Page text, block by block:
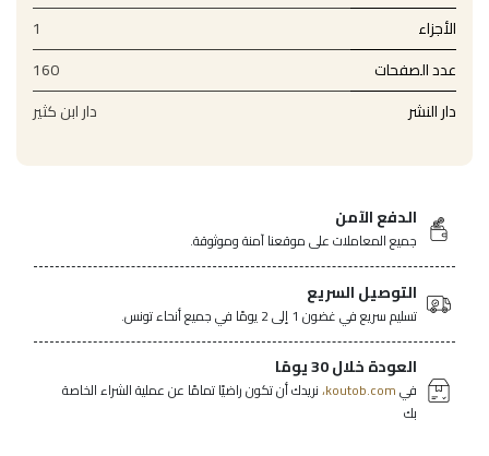
الأجزاء
1
عدد الصفحات
160
دار النشر
دار ابن كثير
الدفع الآمن
جميع المعاملات على موقعنا آمنة وموثوقة.
التوصيل السريع
تسليم سريع في غضون 1 إلى 2 يومًا في جميع أنحاء تونس.
العودة خلال 30 يومًا
فيkoutob.com، نريدك أن تكون راضيًا تمامًا عن عملية الشراء الخاصة
بك